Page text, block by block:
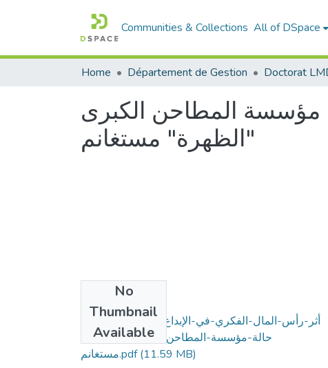
Communities & Collections All of DSpace
Home Département de Gestion
مؤسسة المطاحن الكبرى
"الظهرة" مستغانم
No
Thumbnail
Available
أثر-رأس-المال-الفكري-في-الإبداع-التنظيمي-دراسة-
حالة-مؤسسة-المطاحن-الكبرى-"الظهرة"-
مستغانم.pdf(11.59 MB)